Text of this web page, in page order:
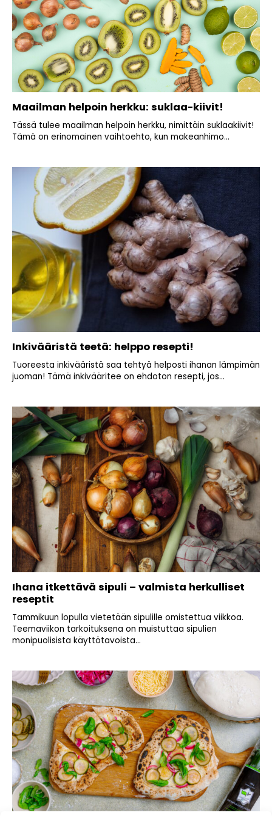
Maailman helpoin herkku: suklaa-kiivit!
Tässä tulee maailman helpoin herkku, nimittäin suklaakiivit!
Tämä on erinomainen vaihtoehto, kun makeanhimo...
Inkivääristä teetä: helppo resepti!
Tuoreesta inkivääristä saa tehtyä helposti ihanan lämpimän
juoman! Tämä inkivääritee on ehdoton resepti, jos...
Ihana itkettävä sipuli – valmista herkulliset
reseptit
Tammikuun lopulla vietetään sipulille omistettua viikkoa.
Teemaviikon tarkoituksena on muistuttaa sipulien
monipuolisista käyttötavoista...